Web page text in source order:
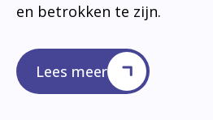
en betrokken te zijn.
Lees meer